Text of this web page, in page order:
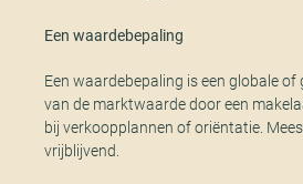
Een waardebepaling
Een waardebepaling is een globale
van de marktwaarde door een
bij verkoopplannen of oriëntatie.
vrijblijvend.